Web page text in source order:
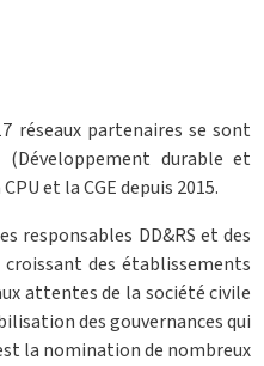
réseaux partenaires se sont
(Développement durable et
et la CGE depuis 2015.
responsables DD&RS et des
des établissements
attentes de la société civile
des gouvernances qui
la nomination de nombreux